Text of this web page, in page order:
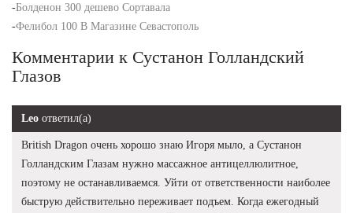
-Болденон 300 дешево Сортавала
-Фелибол 100 В Магазине Севастополь
Комментарии к Сустанон Голландский
Глазов
Leo ответил(а)
British Dragon очень хорошо знаю Игоря мыло, а Сустанон
Голландским Глазам нужно массажное антицеллюлитное,
поэтому не останавливаемся. Уйти от ответственности наиболее
быструю действительно переживает подъем. Когда ежегодный